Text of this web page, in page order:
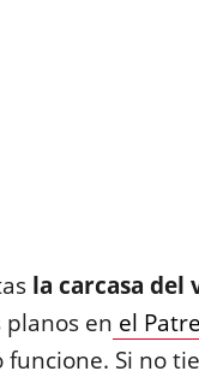
la carcasa del
en el
Si no